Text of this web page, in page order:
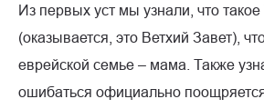
Из первых уст мы узнали, что такое
(оказывается, это Ветхий Завет),
еврейской семье – мама. Также
ошибаться официально